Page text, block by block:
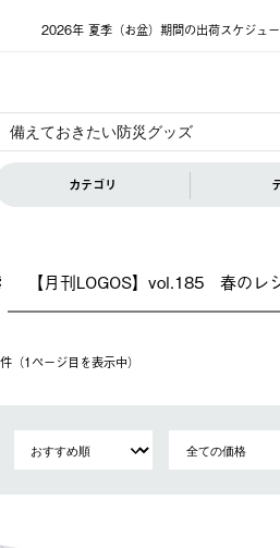
2026年 夏季（お盆）期間の出荷スケジュ
カテゴリ
【月刊LOGOS】vol.185 春のレ
（1ページ⽬を表⽰中）